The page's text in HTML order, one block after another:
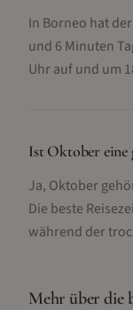
In Borneo hat
und 6 Minuten
Uhr auf und um
Ist Oktober eine
Ja, Oktober
Die beste
während der
Mehr über die